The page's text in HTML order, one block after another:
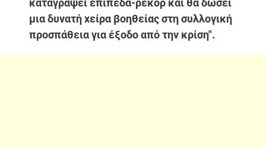
καταγράψει επίπεδα-ρεκόρ και θα δώσει
μια δυνατή χείρα βοηθείας στη συλλογική
προσπάθεια για έξοδο από την κρίση".